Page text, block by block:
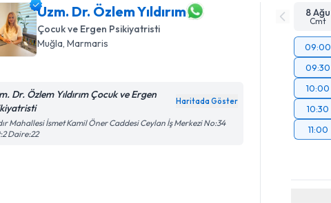
Uzm. Dr. Özlem Yıldırım
Çocuk ve Ergen Psikiyatristi
Muğla, Marmaris
Dr. Özlem Yıldırım Çocuk ve Ergen
Haritada Göster
Mahallesi İsmet Kamil Öner Caddesi Ceylan İş Merkezi No:34
Daire:22
8 Ağu
Cmt
09:00
09:30
10:00
10:30
11:00